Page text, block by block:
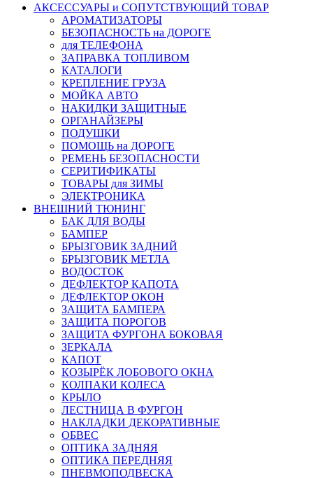
АКСЕССУАРЫ и СОПУТСТВУЮЩИЙ ТОВАР
АРОМАТИЗАТОРЫ
БЕЗОПАСНОСТЬ на ДОРОГЕ
для ТЕЛЕФОНА
ЗАПРАВКА ТОПЛИВОМ
КАТАЛОГИ
КРЕПЛЕНИЕ ГРУЗА
МОЙКА АВТО
НАКИДКИ ЗАЩИТНЫЕ
ОРГАНАЙЗЕРЫ
ПОДУШКИ
ПОМОЩЬ на ДОРОГЕ
РЕМЕНЬ БЕЗОПАСНОСТИ
СЕРИТИФИКАТЫ
ТОВАРЫ для ЗИМЫ
ЭЛЕКТРОНИКА
ВНЕШНИЙ ТЮНИНГ
БАК ДЛЯ ВОДЫ
БАМПЕР
БРЫЗГОВИК ЗАДНИЙ
БРЫЗГОВИК МЕТЛА
ВОДОСТОК
ДЕФЛЕКТОР КАПОТА
ДЕФЛЕКТОР ОКОН
ЗАЩИТА БАМПЕРА
ЗАЩИТА ПОРОГОВ
ЗАЩИТА ФУРГОНА БОКОВАЯ
ЗЕРКАЛА
КАПОТ
КОЗЫРЁК ЛОБОВОГО ОКНА
КОЛПАКИ КОЛЕСА
КРЫЛО
ЛЕСТНИЦА В ФУРГОН
НАКЛАДКИ ДЕКОРАТИВНЫЕ
ОБВЕС
ОПТИКА ЗАДНЯЯ
ОПТИКА ПЕРЕДНЯЯ
ПНЕВМОПОДВЕСКА